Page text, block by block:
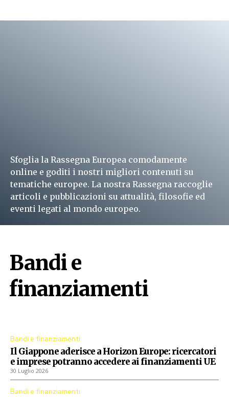
Sfoglia la Rassegna Europea comodamente
online e goditi i nostri migliori contenuti su
tematiche europee. La nostra Rassegna raccoglie
articoli e pubblicazioni su attualità, filosofie ed
eventi legati al mondo europeo.
Bandi e
finanziamenti
Bandi e finanziamenti
Il Giappone aderisce a Horizon Europe: ricercatori
e imprese potranno accedere ai finanziamenti UE
30 Luglio 2026
Bandi e finanziamenti